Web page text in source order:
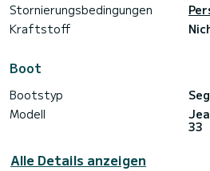
Stornierungsbedingungen
Kraftstoff
Boot
Bootstyp
Modell
33
Alle Details anzeigen